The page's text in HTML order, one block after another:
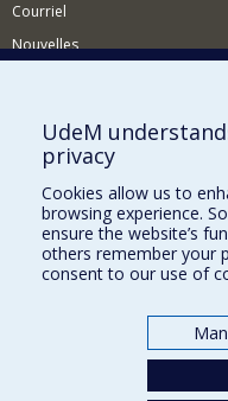
Courriel
Nouvelles
Comment soutenir le
BESOIN D'AIDE?
Plan du site
Signaler une erreur
Accessibilité
Nos départements et écoles
UdeM
privacy
Cookies allow us to
browsing experience.
ensure the website’s
others remember your
consent to our use of